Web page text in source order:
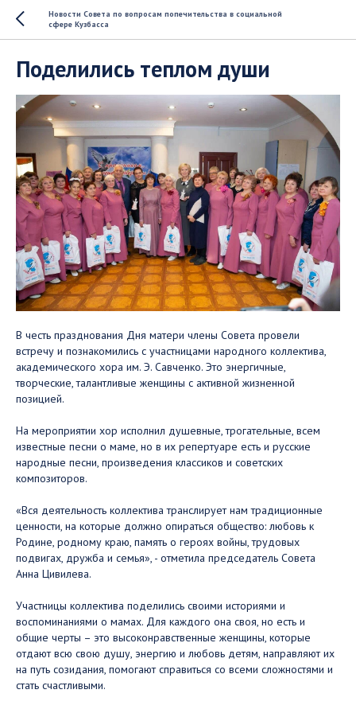
Новости Совета по вопросам попечительства в социальной
сфере Кузбасса
Поделились теплом души
В честь празднования Дня матери члены Совета провели
встречу и познакомились с участницами народного коллектива,
академического хора им. Э. Савченко. Это энергичные,
творческие, талантливые женщины с активной жизненной
позицией.
На мероприятии хор исполнил душевные, трогательные, всем
известные песни о маме, но в их репертуаре есть и русские
народные песни, произведения классиков и советских
композиторов.
«Вся деятельность коллектива транслирует нам традиционные
ценности, на которые должно опираться общество: любовь к
Родине, родному краю, память о героях войны, трудовых
подвигах, дружба и семья», - отметила председатель Совета
Анна Цивилева.
Участницы коллектива поделились своими историями и
воспоминаниями о мамах. Для каждого она своя, но есть и
общие черты – это высоконравственные женщины, которые
отдают всю свою душу, энергию и любовь детям, направляют их
на путь созидания, помогают справиться со всеми сложностями и
стать счастливыми.